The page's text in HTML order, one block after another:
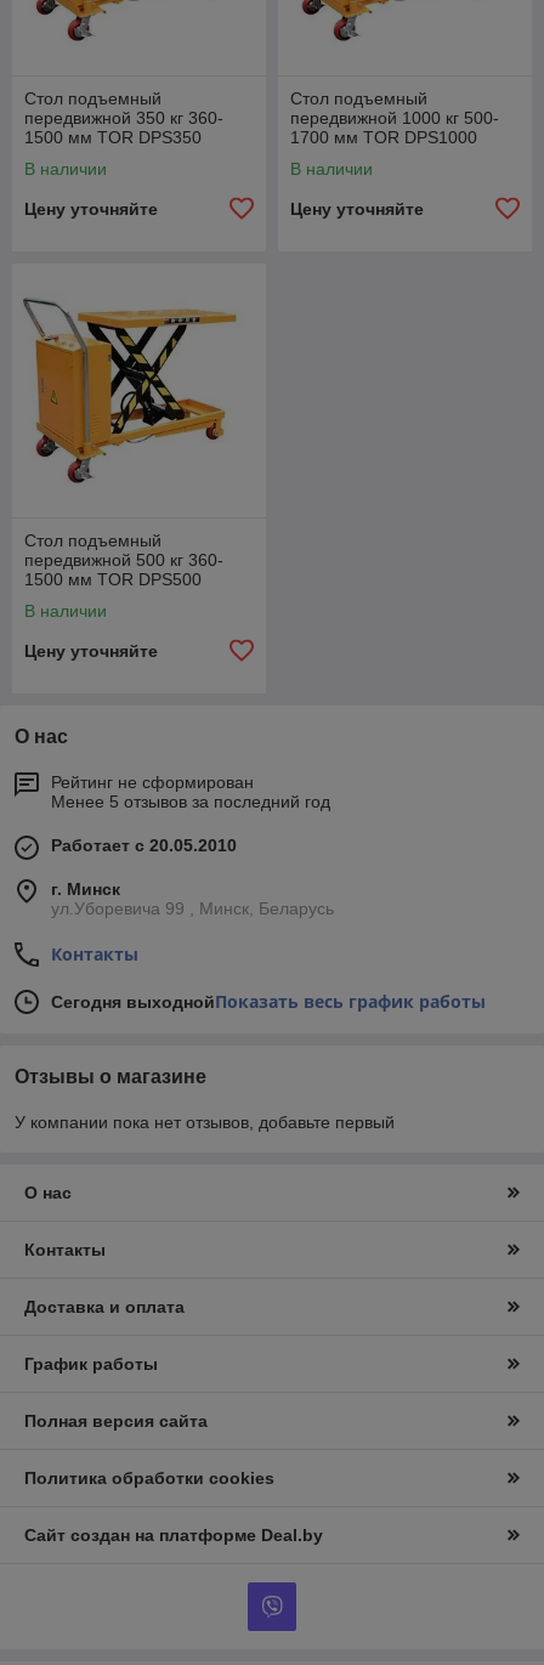
Стол подъемный
передвижной 350 кг 360-
1500 мм TOR DPS350
В наличии
Цену уточняйте
Стол подъемный
передвижной 1000 кг 500-
1700 мм TOR DPS1000
В наличии
Цену уточняйте
Стол подъемный
передвижной 500 кг 360-
1500 мм TOR DPS500
В наличии
Цену уточняйте
О нас
Рейтинг не сформирован
Менее 5 отзывов за последний год
Работает с 20.05.2010
г. Минск
ул.Уборевича 99 , Минск, Беларусь
Контакты
Сегодня выходнойПоказать весь график работы
Отзывы о магазине
У компании пока нет отзывов, добавьте первый
О нас
Контакты
Доставка и оплата
График работы
Полная версия сайта
Политика обработки cookies
Сайт создан на платформе Deal.by